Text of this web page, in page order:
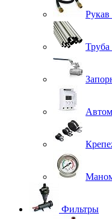
Рукав
Фильтры